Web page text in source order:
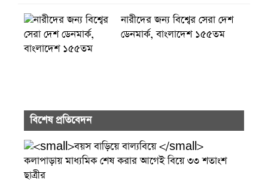
নারীদের জন্য বিশ্বের সেরা দেশ
ডেনমার্ক, বাংলাদেশ ১৫৫তম
বিশেষ প্রতিবেদন